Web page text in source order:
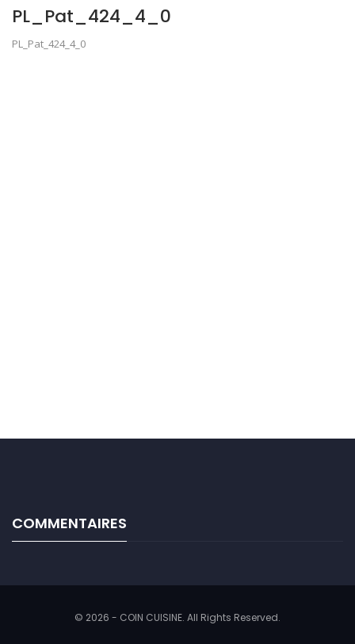
PL_Pat_424_4_0
PL_Pat_424_4_0
COMMENTAIRES
© 2026 - COIN CUISINE. All Rights Reserved.